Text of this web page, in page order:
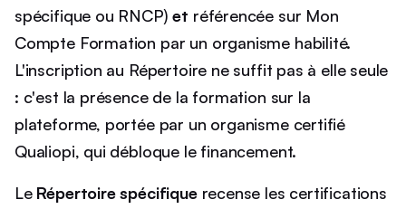
spécifique ou RNCP)et référencée sur Mon
Compte Formation par un organisme habilité.
L'inscription au Répertoire ne suffit pas à elle seule
: c'est la présence de la formation sur la
plateforme, portée par un organisme certifié
Qualiopi, qui débloque le financement.
Le Répertoire spécifiquerecense les certifications